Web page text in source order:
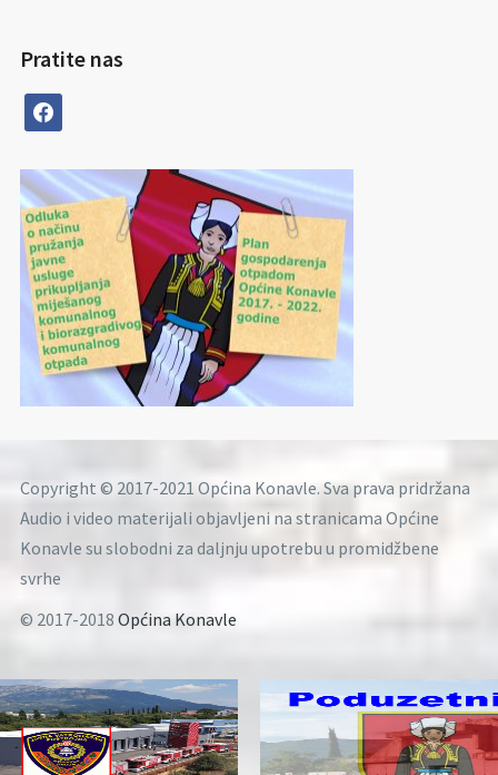
Pratite nas
facebook
Copyright © 2017-2021 Općina Konavle. Sva prava pridržana
Audio i video materijali objavljeni na stranicama Općine
Konavle su slobodni za daljnju upotrebu u promidžbene
svrhe
© 2017-2018 Općina Konavle